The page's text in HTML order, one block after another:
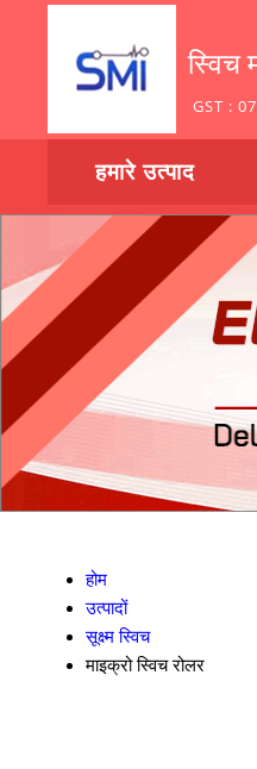
स्विच
GST :
हमारे उत्पाद
होम
उत्पादों
सूक्ष्म स्विच
माइक्रो स्विच रोलर